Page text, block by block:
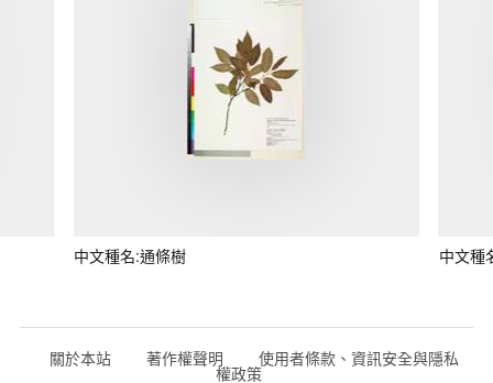
中文種名:通條樹 中文種
關於本站 著作權聲明 使用者條款、資訊安全與隱私
權政策